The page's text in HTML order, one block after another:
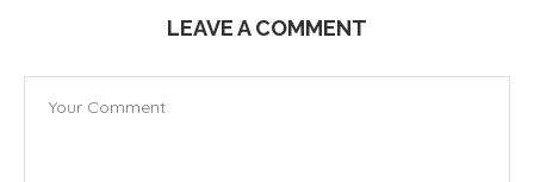
LEAVE A COMMENT